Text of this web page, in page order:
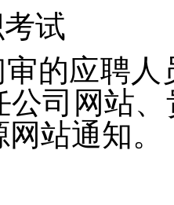
考试
的应聘
公司网站
网站通知。